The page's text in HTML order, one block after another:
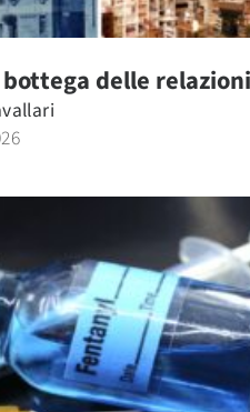
delle relazioni